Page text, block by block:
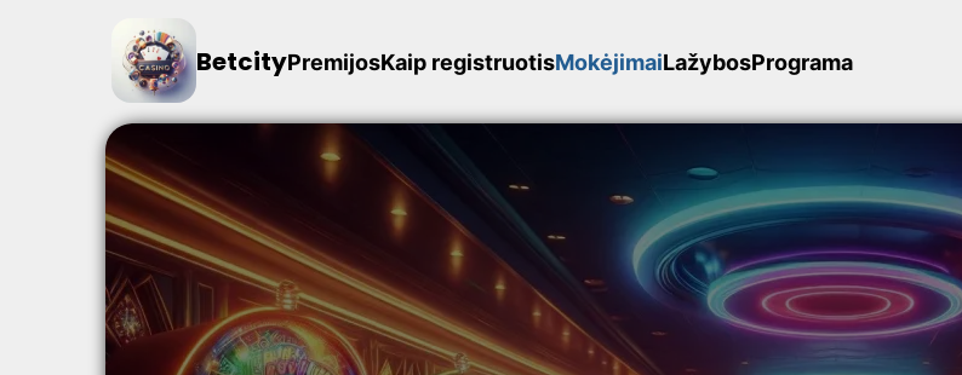
BetcityPremijosKaip registruotisMokėjimaiLažybosPrograma